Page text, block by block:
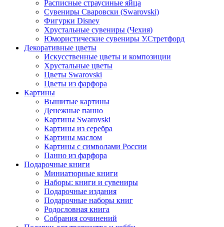
Расписные страусиные яйца
Сувениры Сваровски (Swarovski)
Фигурки Disney
Хрустальные сувениры (Чехия)
Юмористические сувениры У.Стретфорд
Декоративные цветы
Искусственные цветы и композиции
Хрустальные цветы
Цветы Swarovski
Цветы из фарфора
Картины
Вышитые картины
Денежные панно
Картины Swarovski
Картины из серебра
Картины маслом
Картины с символами России
Панно из фарфора
Подарочные книги
Миниатюрные книги
Наборы: книги и сувениры
Подарочные издания
Подарочные наборы книг
Родословная книга
Собрания сочинений